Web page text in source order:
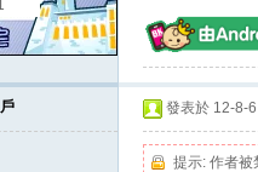
發表於 12-8-
提示: 作者被